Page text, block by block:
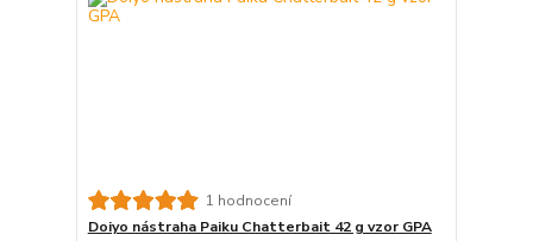
1 hodnocení
Doiyo nástraha Paiku Chatterbait 42 g vzor GPA